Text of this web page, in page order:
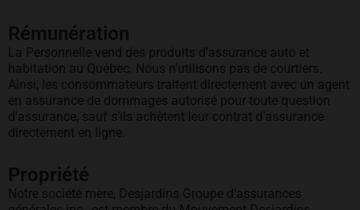
Rémunération
La Personnelle vend des produits d'assurance auto et
habitation au Québec. Nous n'utilisons pas de courtiers.
Ainsi, les consommateurs traitent directement avec un agent
en assurance de dommages autorisé pour toute question
d'assurance, sauf s’ils achètent leur contrat d’assurance
directement en ligne.
Propriété
Notre société mère, Desjardins Groupe d'assurances